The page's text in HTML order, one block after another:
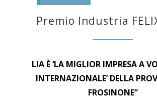
Premio Industria
LIA È ‘LA MIGLIOR IMPRESA A
INTERNAZIONALE’ DELLA
FROSINONE”